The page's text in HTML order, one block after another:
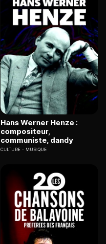
Hans Werner Henze :
compositeur,
communiste, dandy
CULTURE MUSIQUE